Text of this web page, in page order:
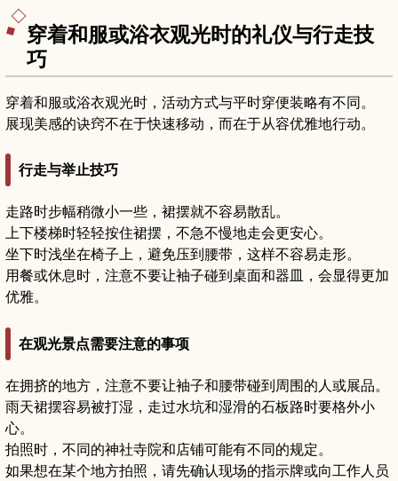
穿着和服或浴衣观光时的礼仪与行走技
巧
穿着和服或浴衣观光时，活动方式与平时穿便装略有不同。
展现美感的诀窍不在于快速移动，而在于从容优雅地行动。
行走与举止技巧
走路时步幅稍微小一些，裙摆就不容易散乱。
上下楼梯时轻轻按住裙摆，不急不慢地走会更安心。
坐下时浅坐在椅子上，避免压到腰带，这样不容易走形。
用餐或休息时，注意不要让袖子碰到桌面和器皿，会显得更加
优雅。
在观光景点需要注意的事项
在拥挤的地方，注意不要让袖子和腰带碰到周围的人或展品。
雨天裙摆容易被打湿，走过水坑和湿滑的石板路时要格外小
心。
拍照时，不同的神社寺院和店铺可能有不同的规定。
如果想在某个地方拍照，请先确认现场的指示牌或向工作人员